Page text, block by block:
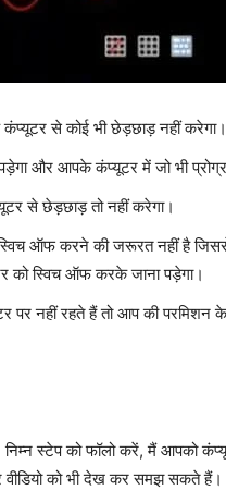
से कोई भी छेड़छाड़ नहीं करेगा।
और आपके कंप्यूटर में जो भी
से छेड़छाड़ तो नहीं करेगा।
ऑफ करने की जरूरत नहीं है जिससे
को स्विच ऑफ करके जाना पड़ेगा।
नहीं रहते हैं तो आप की परमिशन के
स्टेप को फॉलो करें, मैं आपको
वीडियो को भी देख कर समझ सकते हैं।